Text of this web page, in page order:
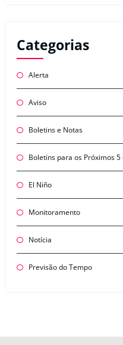
Categorias
Alerta
Aviso
Boletins e Notas
Boletins para os Próximos 5
El Niño
Monitoramento
Notícia
Previsão do Tempo